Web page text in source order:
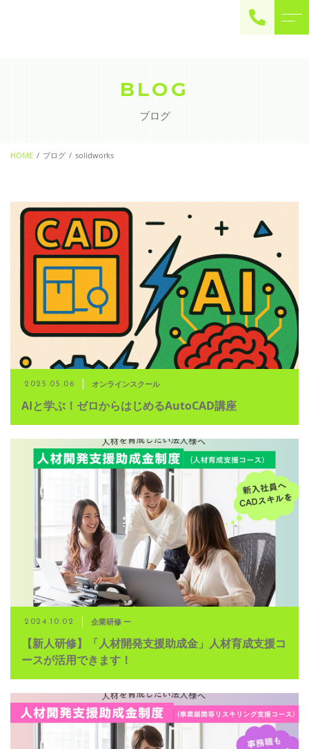
BLOG
ブログ
HOME ブログ solidworks
2025.05.06 オンラインスクール
AIと学ぶ！ゼロからはじめるAutoCAD講座
2024.10.02 企業研修 ー
【新人研修】「人材開発支援助成金」人材育成支援コ
ースが活用できます！